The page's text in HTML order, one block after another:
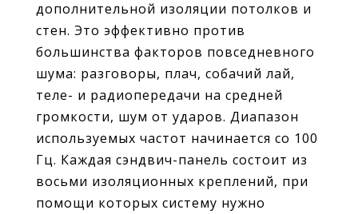
дополнительной изоляции потолков и
стен. Это эффективно против
большинства факторов повседневного
шума: разговоры, плач, собачий лай,
теле- и радиопередачи на средней
громкости, шум от ударов. Диапазон
используемых частот начинается со 100
Гц. Каждая сэндвич-панель состоит из
восьми изоляционных креплений, при
помощи которых систему нужно